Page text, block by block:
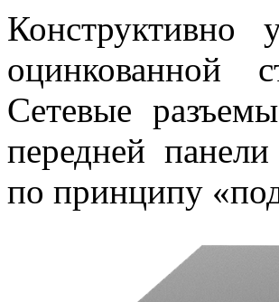
Конструктивно
оцинкованной
Сетевые
передней
по принципу